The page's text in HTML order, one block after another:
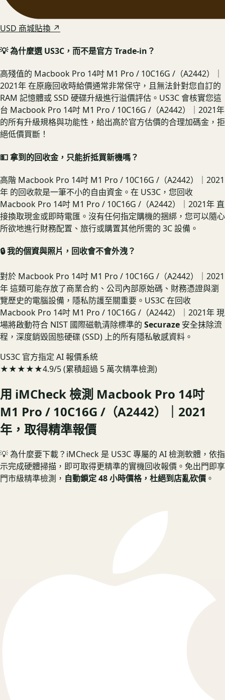
USD 商城貼換 ↗
💡 為什麼選 US3C，而不是官方 Trade-in？
高殘值的 Macbook Pro 14吋 M1 Pro / 10C16G /（A2442）｜
2021年 在原廠回收時給價通常非常保守，且無法針對您自訂的
RAM 記憶體或 SSD 硬碟升級進行溢價評估。US3C 會核實您這
台 Macbook Pro 14吋 M1 Pro / 10C16G /（A2442）｜2021年
的所有升級規格與功能性，給出高於官方估價的合理加碼金，拒
絕低價買斷！
💵 拿到的回收金，只能折抵買新機嗎？
高階 Macbook Pro 14吋 M1 Pro / 10C16G /（A2442）｜2021
年 的回收款是一筆不小的自由資金。在 US3C，您回收
Macbook Pro 14吋 M1 Pro / 10C16G /（A2442）｜2021年 直
接換取現金或即時電匯。沒有任何指定購機的捆綁，您可以隨心
所欲地進行財務配置、旅行或購置其他所需的 3C 設備。
🔒 我的個資與照片，回收會不會外洩？
對於 Macbook Pro 14吋 M1 Pro / 10C16G /（A2442）｜2021
年 這類可能存放了商業合約、公司內部原始碼、財務憑證與瀏
覽歷史的電腦設備，隱私防護至關重要。US3C 在回收
Macbook Pro 14吋 M1 Pro / 10C16G /（A2442）｜2021年 現
場將啟動符合 NIST 國際磁軌清除標準的 Securaze 安全抹除流
程，深度銷毀固態硬碟 (SSD) 上的所有隱私敏感資料。
US3C 官方指定 AI 報價系統
★★★★★4.9/5 (累積超過 5 萬次精準檢測)
用 iMCheck 檢測 Macbook Pro 14吋
M1 Pro / 10C16G /（A2442）｜2021
年 ，取得精準報價
💡 為什麼要下載？ iMCheck 是 US3C 專屬的 AI 檢測軟體，依指
示完成硬體掃描，即可取得更精準的實機回收報價。 免出門即享
門市級精準檢測， 自動鎖定 48 小時價格，杜絕到店亂砍價 。